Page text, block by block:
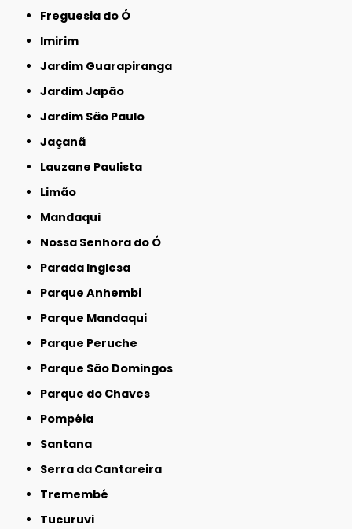
Freguesia do Ó
Imirim
Jardim Guarapiranga
Jardim Japão
Jardim São Paulo
Jaçanã
Lauzane Paulista
Limão
Mandaqui
Nossa Senhora do Ó
Parada Inglesa
Parque Anhembi
Parque Mandaqui
Parque Peruche
Parque São Domingos
Parque do Chaves
Pompéia
Santana
Serra da Cantareira
Tremembé
Tucuruvi